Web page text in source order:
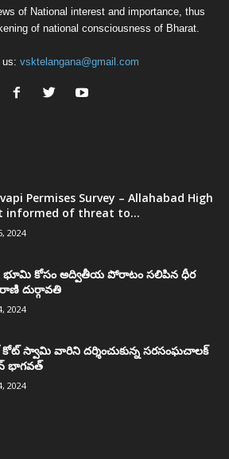
of National interest and importance, thus
of national consciousness of Bharat.
us: vsktelangana@gmail.com
Permises Survey – Allahabad High
informed of threat to...
2024
కోసం అద్వితీయ పోరాటం సలిపిన ధీర
దుర్గావతి
2024
కోట్‌ స్వామి వారిని దర్శించుకున్న సరసంఘచాలక్
భాగవత్
2024